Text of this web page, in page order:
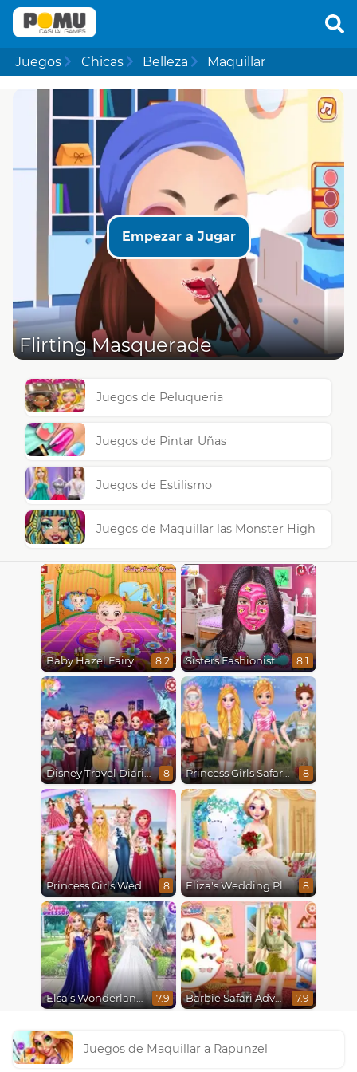
Juegos Chicas Belleza Maquillar
Empezar a Jugar
Flirting Masquerade
Juegos de Peluqueria
Juegos de Pintar Uñas
Juegos de Estilismo
Juegos de Maquillar las Monster High
Baby Hazel Fairyland Ballet 8.2 Sisters Fashionista Makeup 8.1
Disney Travel Diaries: City Break 8 Princess Girls Safari Trip 8
Princess Girls Wedding Trip 8 Eliza's Wedding Planner 8
Elsa's Wonderland Wedding 7.9 Barbie Safari Adventure 7.9
Juegos de Maquillar a Rapunzel